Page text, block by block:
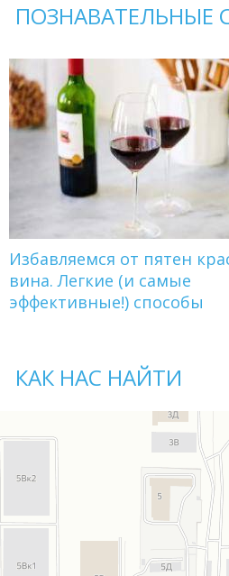
ПОЗНАВАТЕЛЬНЫЕ
Избавляемся от пятен
вина. Легкие (и самые
эффективные!) способы
КАК НАС НАЙТИ